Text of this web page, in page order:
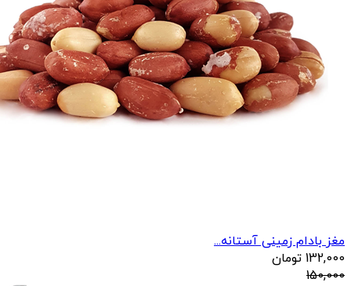
مغز بادام زمینی آستانه...
132,000 تومان
150,000